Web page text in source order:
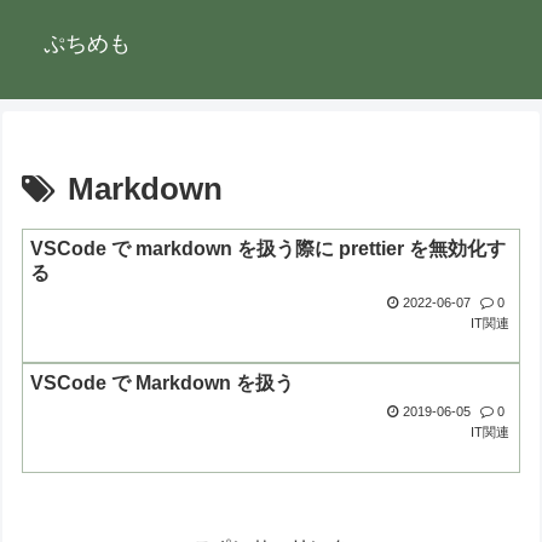
ぷちめも
Markdown
VSCode で markdown を扱う際に prettier を無効化す
る
2022-06-07
0
IT関連
VSCode で Markdown を扱う
2019-06-05
0
IT関連